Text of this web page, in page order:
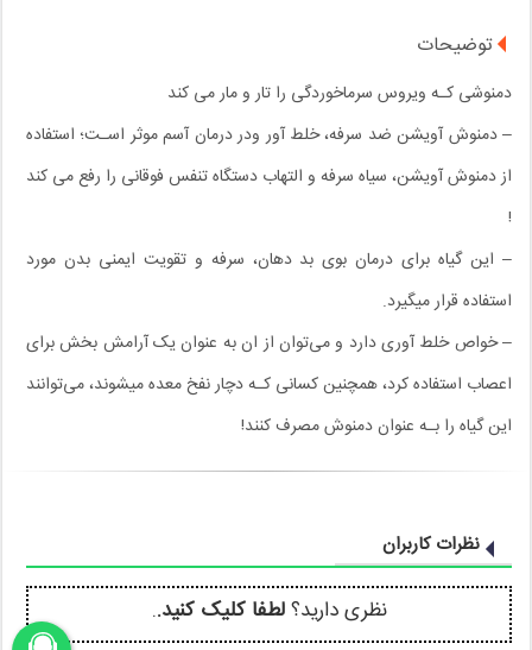
توضیحات
دمنوشی کـه ویروس سرماخوردگی را تار و مار می کند
– دمنوش آویشن ضد سرفه، خلط آور ودر درمان آسم موثر اسـت؛ استفاده
از دمنوش آویشن، سیاه سرفه و التهاب دستگاه تنفس فوقانی را رفع می کند
!
– این گیاه برای درمان بوی بد دهان، سرفه و تقویت ایمنی بدن مورد
استفاده قرار میگیرد.
– خواص خلط آوری دارد و می‌توان از ان به عنوان یک آرامش بخش برای
اعصاب استفاده کرد، همچنین کسانی کـه دچار نفخ معده میشوند، می‌توانند
این گیاه را بـه عنوان دمنوش مصرف کنند!
نظرات کاربران
نظری دارید؟لطفا کلیک کنید..